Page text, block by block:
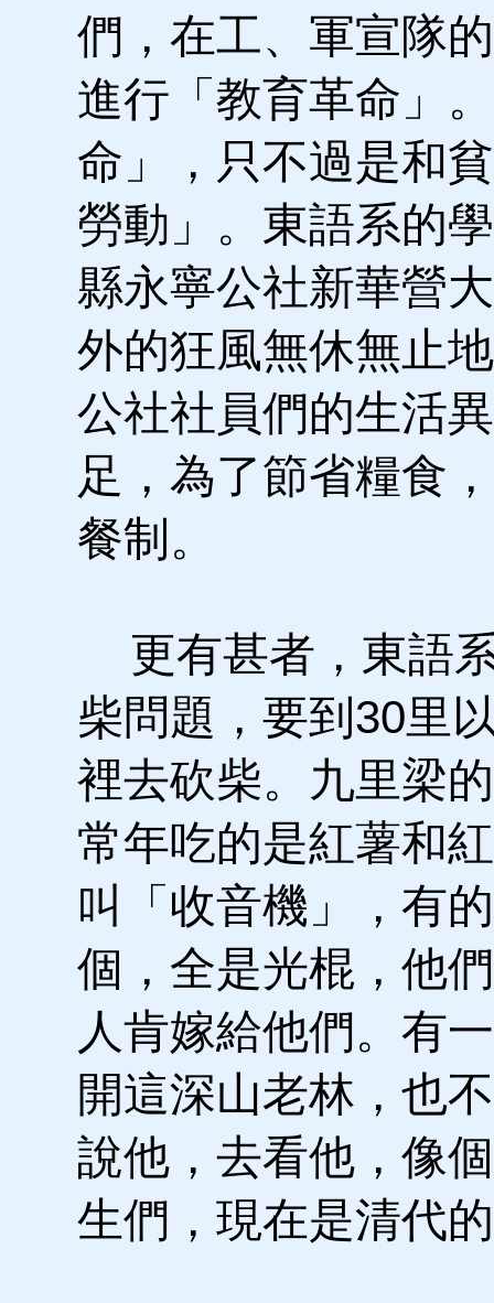
們，在工、軍宣隊
進行「教育革命」
命」，只不過是和
勞動」。東語系的
縣永寧公社新華營
外的狂風無休無止
公社社員們的生活
足，為了節省糧食
餐制。
更有甚者，東語
柴問題，要到30里
裡去砍柴。九里梁
常年吃的是紅薯和
叫「收音機」，有
個，全是光棍，他
人肯嫁給他們。有
開這深山老林，也
說他，去看他，像
生們，現在是清代